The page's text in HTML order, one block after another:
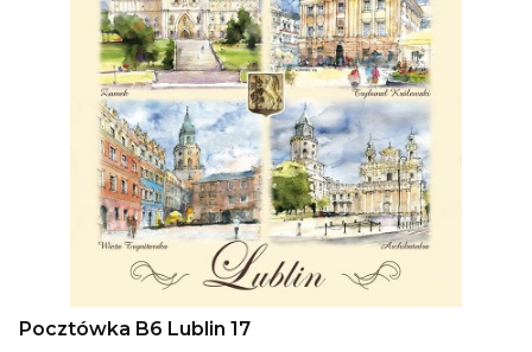
Pocztówka B6 Lublin 17